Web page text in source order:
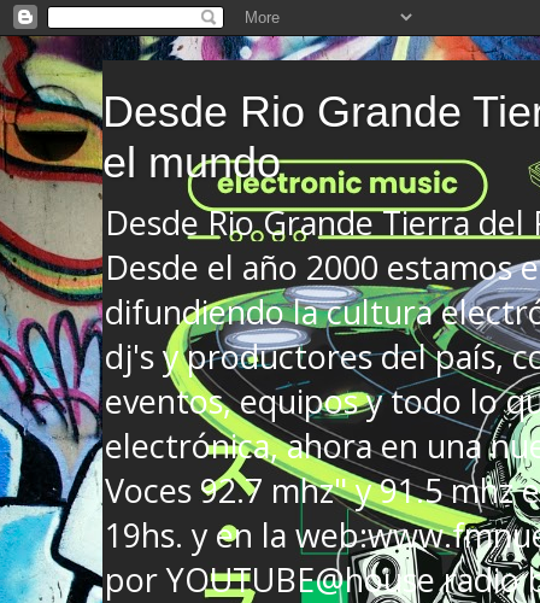
Desde Rio Grande
el mundo
Desde Rio Grande Tierra
Desde el año 2000 estamos
difundiendo la cultura
dj's y productores del país,
eventos, equipos y todo lo
electrónica, ahora en una
Voces 92.7 mhz" y 91.5 mhz
19hs. y en la
por YOUTUBE@house radio